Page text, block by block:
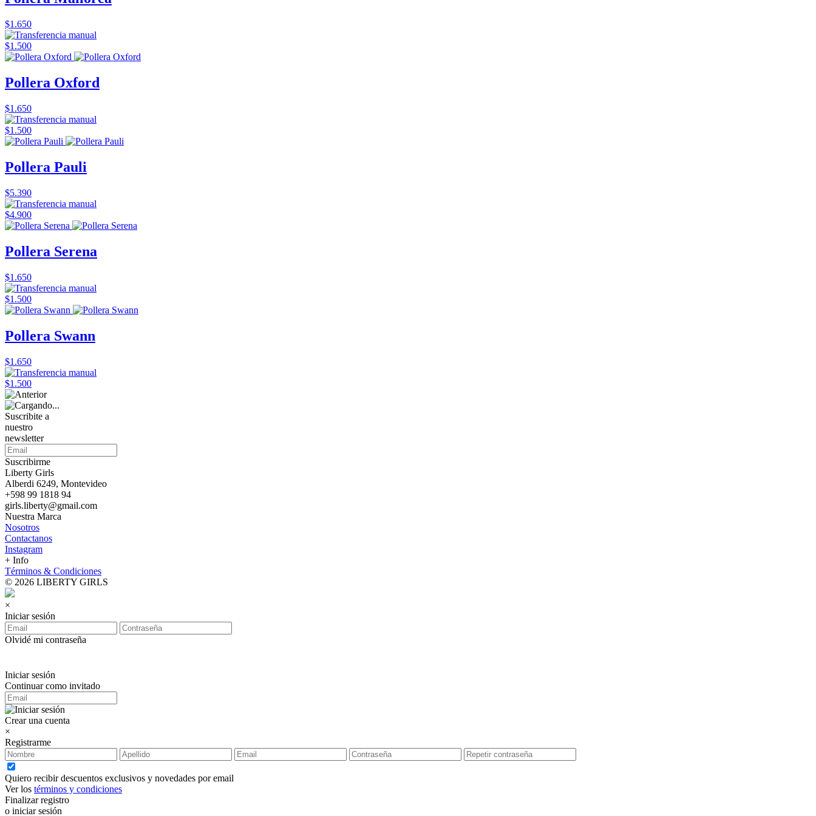
$1.650
$1.500
Pollera Oxford
$1.650
$1.500
Pollera Pauli
$5.390
$4.900
Pollera Serena
$1.650
$1.500
Pollera Swann
$1.650
$1.500
Suscribite a
nuestro
newsletter
Suscribirme
Liberty Girls
Alberdi 6249, Montevideo
+598 99 1818 94
girls.liberty@gmail.com
Nuestra Marca
Nosotros
Contactanos
Instagram
+ Info
Términos & Condiciones
© 2026 LIBERTY GIRLS
×
Iniciar sesión
Olvidé mi contraseña
Iniciar sesión
Continuar como invitado
Crear una cuenta
×
Registrarme
Quiero recibir descuentos exclusivos y novedades por email
Ver los términos y condiciones
Finalizar registro
o iniciar sesión